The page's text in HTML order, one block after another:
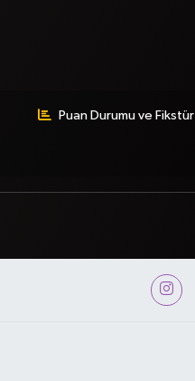
Puan Durumu ve Fikstür